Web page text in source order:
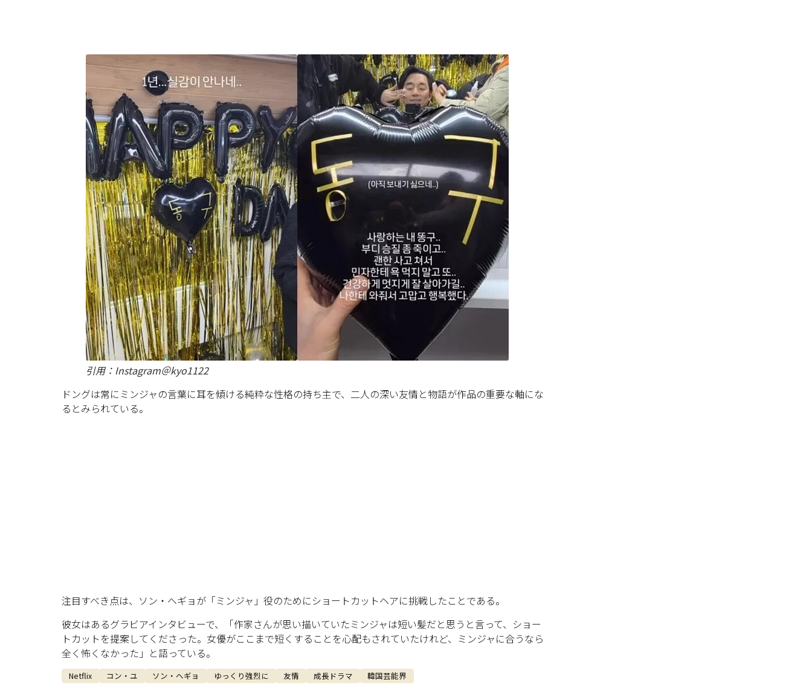
引用：Instagram＠kyo1122
ドングは常にミンジャの言葉に耳を傾ける純粋な性格の持ち主で、二人の深い友情と物語が作品の重要な軸にな
るとみられている。
注目すべき点は、ソン・ヘギョが「ミンジャ」役のためにショートカットヘアに挑戦したことである。
彼女はあるグラビアインタビューで、「作家さんが思い描いていたミンジャは短い髪だと思うと言って、ショー
トカットを提案してくださった。女優がここまで短くすることを心配もされていたけれど、ミンジャに合うなら
全く怖くなかった」と語っている。
Netflix コン・ユ ソン・ヘギョ ゆっくり強烈に 友情 成長ドラマ 韓国芸能界